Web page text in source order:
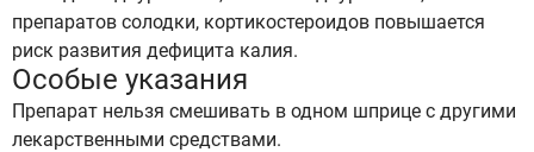
препаратов солодки, кортикостероидов повышается
риск развития дефицита калия.
Особые указания
Препарат нельзя смешивать в одном шприце с другими
лекарственными средствами.